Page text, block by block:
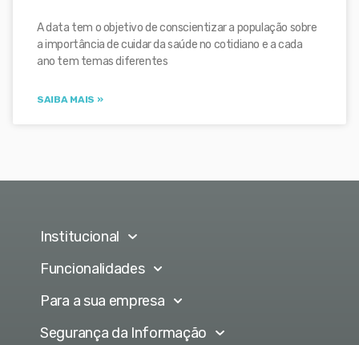
A data tem o objetivo de conscientizar a população sobre
a importância de cuidar da saúde no cotidiano e a cada
ano tem temas diferentes
SAIBA MAIS »
Institucional
Funcionalidades
Para a sua empresa
Segurança da Informação